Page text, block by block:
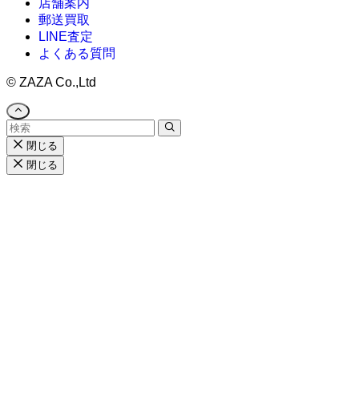
郵送買取
LINE査定
よくある質問
© ZAZA Co.,Ltd
閉じる
閉じる